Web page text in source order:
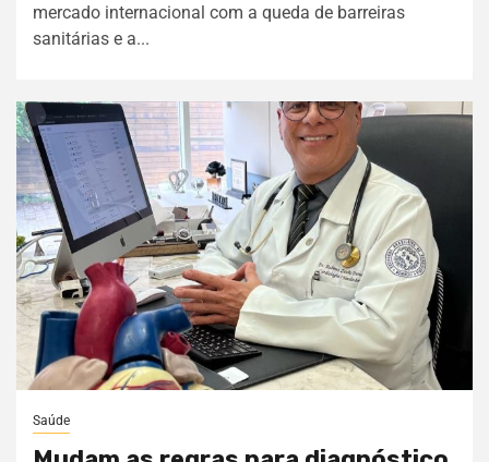
mercado internacional com a queda de barreiras
sanitárias e a...
Saúde